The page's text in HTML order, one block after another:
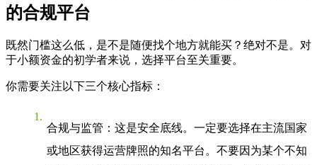
的合规平台
既然门槛这么低，是不是随便找个地方就能买？绝对不是。对
于小额资金的初学者来说，选择平台至关重要。
你需要关注以下三个核心指标：
合规与监管 ：这是安全底线。一定要选择在主流国家
或地区获得运营牌照的知名平台。不要因为某个不知